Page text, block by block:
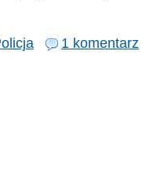
1 komentarz